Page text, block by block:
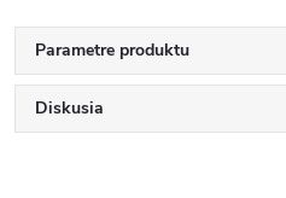
Parametre produktu
Diskusia